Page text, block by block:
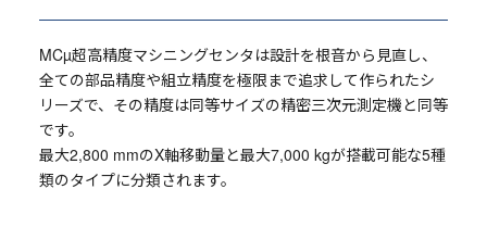
MCµ超高精度マシニングセンタは設計を根音から見直し、
全ての部品精度や組立精度を極限まで追求して作られたシ
リーズで、その精度は同等サイズの精密三次元測定機と同等
です。
最大2,800 mmのX軸移動量と最大7,000 kgが搭載可能な5種
類のタイプに分類されます。